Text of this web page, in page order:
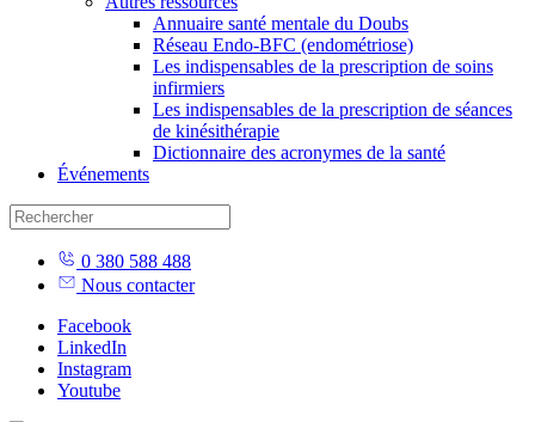
Annuaire santé mentale du Doubs
Réseau Endo-BFC (endométriose)
Les indispensables de la prescription de soins
infirmiers
Les indispensables de la prescription de séances
de kinésithérapie
Dictionnaire des acronymes de la santé
Événements
Skip
0 380 588 488
Nous contacter
Facebook
LinkedIn
Instagram
Youtube